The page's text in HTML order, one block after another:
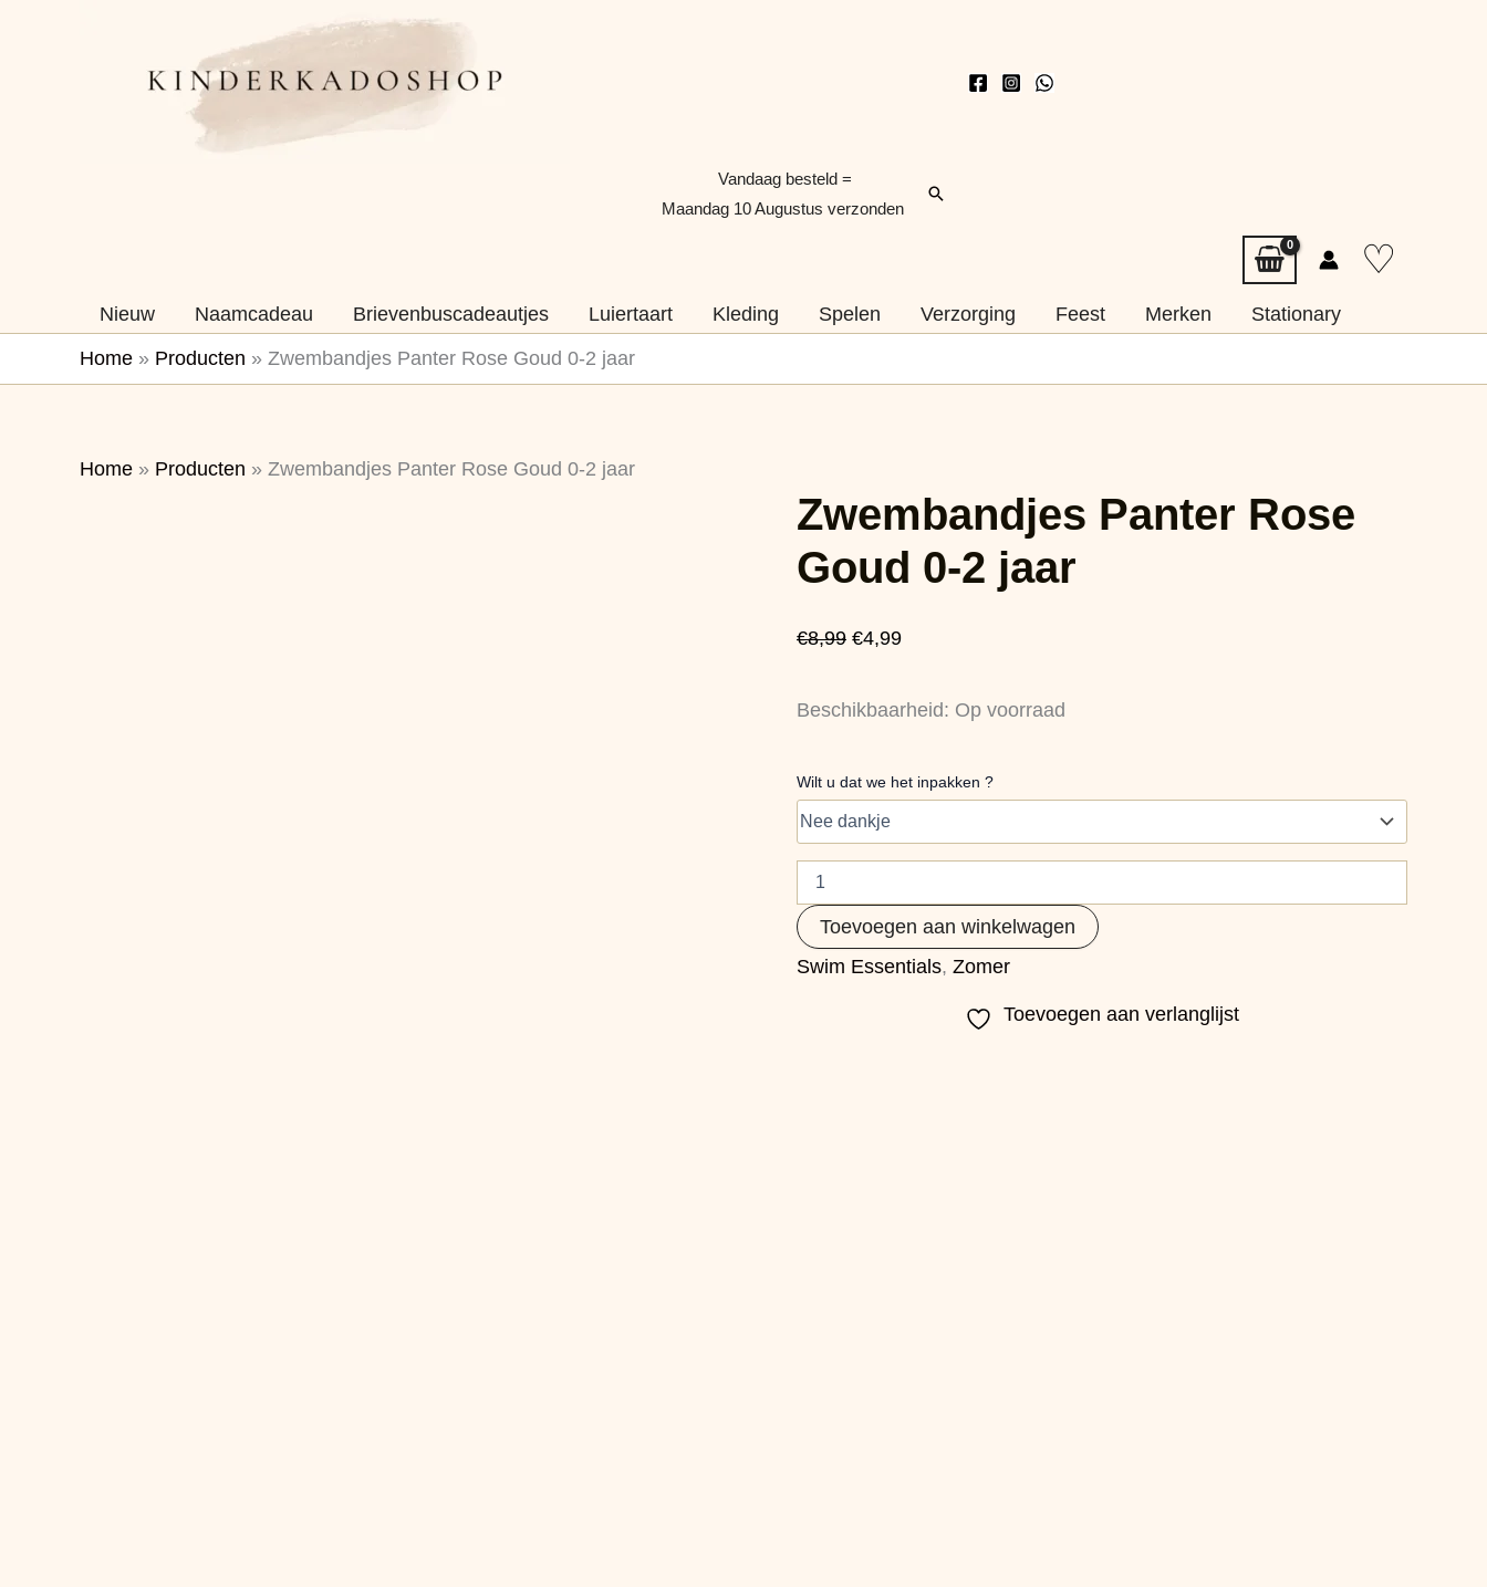
Vandaag besteld =
Maandag 10 Augustus verzonden
Zoeken
♡
Nieuw Naamcadeau Brievenbuscadeautjes Luiertaart Kleding Spelen Verzorging Feest Merken
Stationary
Home » Producten » Zwembandjes Panter Rose Goud 0-2 jaar
Home » Producten » Zwembandjes Panter Rose Goud 0-2 jaar
Zwembandjes Panter Rose
Goud 0-2 jaar
€8,99
prijs
€8,99.
€4,99
prijs
€4,99.
Beschikbaarheid: Op voorraad
Wilt u dat we het inpakken ?
Rose
Goud
0-
2
Toevoegen aan winkelwagen
Swim Essentials, Zomer
Toevoegen aan verlanglijst